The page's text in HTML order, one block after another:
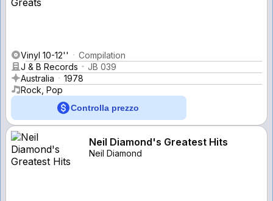
Vinyl 10-12''
Compilation
J & B Records
JB 039
Australia
1978
Rock, Pop
Controlla prezzo
Neil Diamond's Greatest Hits
Neil Diamond